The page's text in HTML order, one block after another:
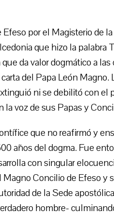
por el Magisterio de
que hizo la palabra
da valor dogmático a las
del Papa León Magno.
ni se debilitó con el
la voz de sus Papas y
que no reafirmó y
años del dogma. Fue
con singular
Concilio de Efeso y
de la Sede
hombre-